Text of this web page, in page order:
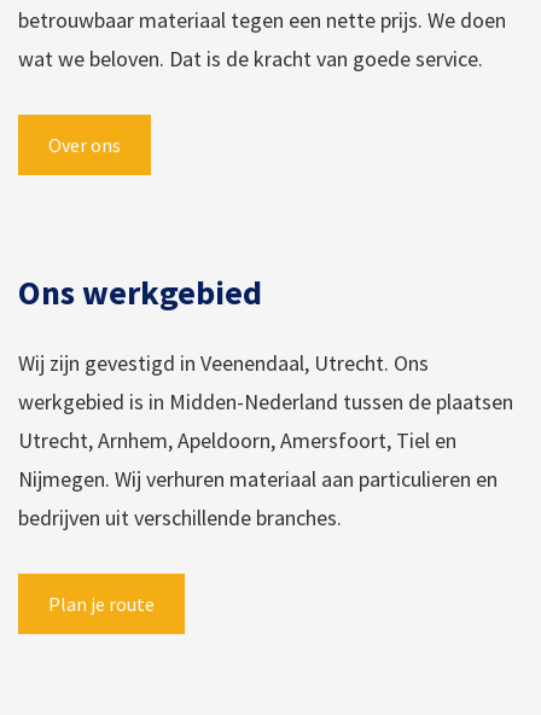
betrouwbaar materiaal tegen een nette prijs. We doen
wat we beloven. Dat is de kracht van goede service.
Over ons
Ons werkgebied
Wij zijn gevestigd in Veenendaal, Utrecht. Ons
werkgebied is in Midden-Nederland tussen de plaatsen
Utrecht, Arnhem, Apeldoorn, Amersfoort, Tiel en
Nijmegen. Wij verhuren materiaal aan particulieren en
bedrijven uit verschillende branches.
Plan je route